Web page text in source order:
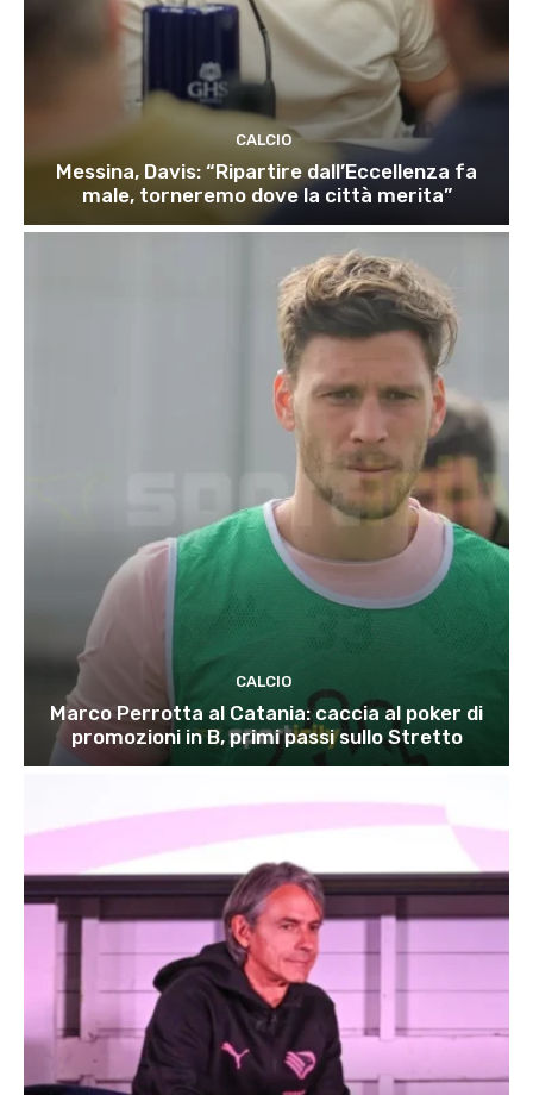
CALCIO
Messina, Davis: “Ripartire dall’Eccellenza fa
male, torneremo dove la città merita”
CALCIO
Marco Perrotta al Catania: caccia al poker di
promozioni in B, primi passi sullo Stretto